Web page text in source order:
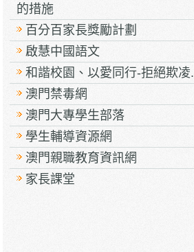
的措施
百分百家長獎勵計劃
啟慧中國語文
和諧校園、以愛同行-拒絕欺凌.
澳門禁毒網
澳門大專學生部落
學生輔導資源網
澳門親職教育資訊網
家長課堂